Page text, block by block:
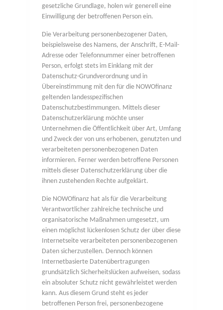
gesetzliche Grundlage, holen wir generell eine
Einwilligung der betroffenen Person ein.
Die Verarbeitung personenbezogener Daten,
beispielsweise des Namens, der Anschrift, E-Mail-
Adresse oder Telefonnummer einer betroffenen
Person, erfolgt stets im Einklang mit der
Datenschutz-Grundverordnung und in
Übereinstimmung mit den für die NOWOfinanz
geltenden landesspezifischen
Datenschutzbestimmungen. Mittels dieser
Datenschutzerklärung möchte unser
Unternehmen die Öffentlichkeit über Art, Umfang
und Zweck der von uns erhobenen, genutzten und
verarbeiteten personenbezogenen Daten
informieren. Ferner werden betroffene Personen
mittels dieser Datenschutzerklärung über die
ihnen zustehenden Rechte aufgeklärt.
Die NOWOfinanz hat als für die Verarbeitung
Verantwortlicher zahlreiche technische und
organisatorische Maßnahmen umgesetzt, um
einen möglichst lückenlosen Schutz der über diese
Internetseite verarbeiteten personenbezogenen
Daten sicherzustellen. Dennoch können
Internetbasierte Datenübertragungen
grundsätzlich Sicherheitslücken aufweisen, sodass
ein absoluter Schutz nicht gewährleistet werden
kann. Aus diesem Grund steht es jeder
betroffenen Person frei, personenbezogene